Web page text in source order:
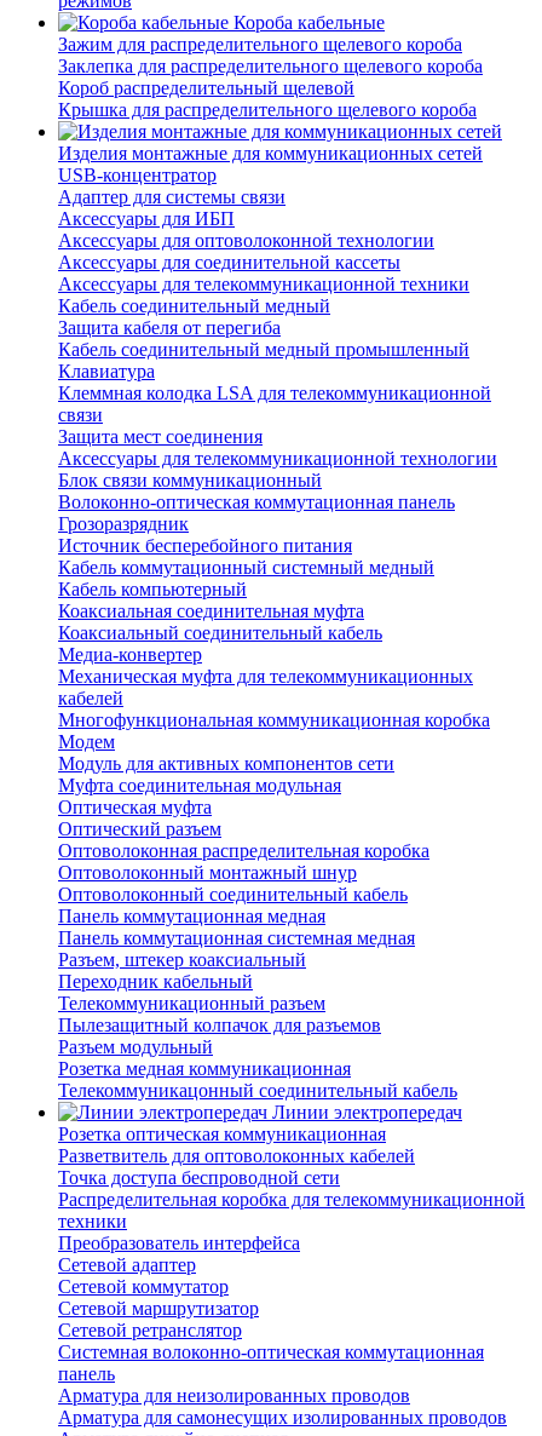
Короба кабельные
Зажим для распределительного щелевого короба
Заклепка для распределительного щелевого короба
Короб распределительный щелевой
Крышка для распределительного щелевого короба
Изделия монтажные для коммуникационных сетей
USB-концентратор
Адаптер для системы связи
Аксессуары для ИБП
Аксессуары для оптоволоконной технологии
Аксессуары для соединительной кассеты
Аксессуары для телекоммуникационной техники
Кабель соединительный медный
Защита кабеля от перегиба
Кабель соединительный медный промышленный
Клавиатура
Клеммная колодка LSA для телекоммуникационной
связи
Защита мест соединения
Аксессуары для телекоммуникационной технологии
Блок связи коммуникационный
Волоконно-оптическая коммутационная панель
Грозоразрядник
Источник бесперебойного питания
Кабель коммутационный системный медный
Кабель компьютерный
Коаксиальная соединительная муфта
Коаксиальный соединительный кабель
Медиа-конвертер
Механическая муфта для телекоммуникационных
кабелей
Многофункциональная коммуникационная коробка
Модем
Модуль для активных компонентов сети
Муфта соединительная модульная
Оптическая муфта
Оптический разъем
Оптоволоконная распределительная коробка
Оптоволоконный монтажный шнур
Оптоволоконный соединительный кабель
Панель коммутационная медная
Панель коммутационная системная медная
Разъем, штекер коаксиальный
Переходник кабельный
Телекоммуникационный разъем
Пылезащитный колпачок для разъемов
Разъем модульный
Розетка медная коммуникационная
Телекоммуникацонный соединительный кабель
Линии электропередач
Розетка оптическая коммуникационная
Разветвитель для оптоволоконных кабелей
Точка доступа беспроводной сети
Распределительная коробка для телекоммуникационной
техники
Преобразователь интерфейса
Сетевой адаптер
Сетевой коммутатор
Сетевой маршрутизатор
Сетевой ретранслятор
Системная волоконно-оптическая коммутационная
панель
Арматура для неизолированных проводов
Арматура для самонесущих изолированных проводов